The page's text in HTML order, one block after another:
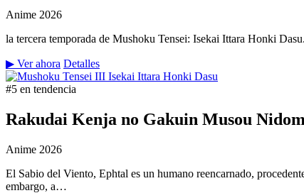
Anime 2026
la tercera temporada de Mushoku Tensei: Isekai Ittara Honki Dasu.
▶ Ver ahora Detalles
#5 en tendencia
Rakudai Kenja no Gakuin Musou
Anime 2026
El Sabio del Viento, Ephtal es un humano reencarnado,
embargo, a…